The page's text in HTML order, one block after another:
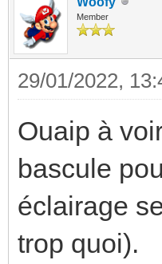
Member
29/01/2022,
Ouaip à
bascule
éclairage
trop quoi).